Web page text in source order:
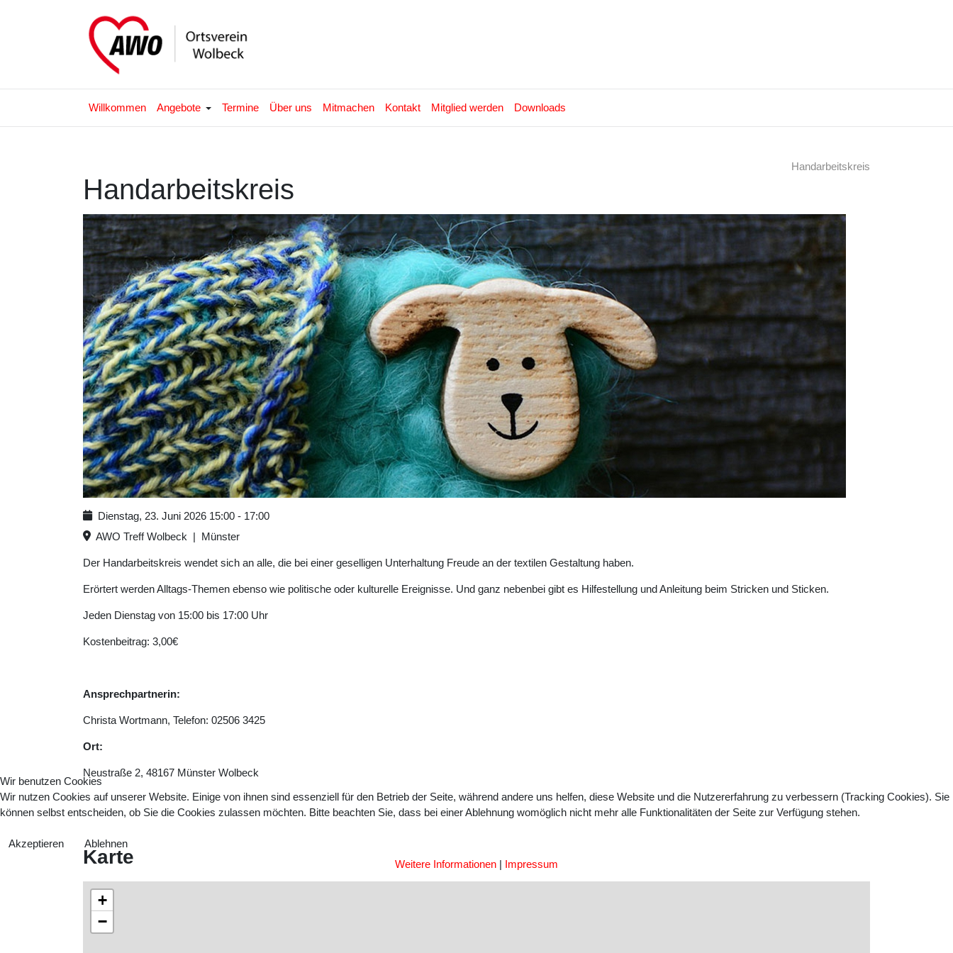
Willkommen Angebote Termine Über uns Mitmachen Kontakt Mitglied werden Downloads
Handarbeitskreis
Handarbeitskreis
Dienstag, 23. Juni 2026 15:00 - 17:00
AWO Treff Wolbeck | Münster
Der Handarbeitskreis wendet sich an alle, die bei einer geselligen Unterhaltung Freude an der textilen Gestaltung haben.
Erörtert werden Alltags-Themen ebenso wie politische oder kulturelle Ereignisse. Und ganz nebenbei gibt es Hilfestellung und Anleitung beim Stricken und Sticken.
Jeden Dienstag von 15:00 bis 17:00 Uhr
Kostenbeitrag: 3,00€
Ansprechpartnerin:
Christa Wortmann, Telefon: 02506 3425
Ort:
Neustraße 2, 48167 Münster Wolbeck
Karte
+
−
Wir benutzen Cookies
Wir nutzen Cookies auf unserer Website. Einige von ihnen sind essenziell für den Betrieb der Seite, während andere uns helfen, diese Website und die Nutzererfahrung zu verbessern (Tracking Cookies). Sie
können selbst entscheiden, ob Sie die Cookies zulassen möchten. Bitte beachten Sie, dass bei einer Ablehnung womöglich nicht mehr alle Funktionalitäten der Seite zur Verfügung stehen.
Akzeptieren
Ablehnen
Weitere Informationen | Impressum